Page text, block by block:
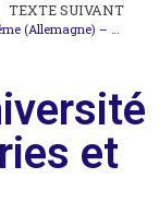
TEXTE SUIVANT
Université de Brême (Allemagne) – Appel à communication
et